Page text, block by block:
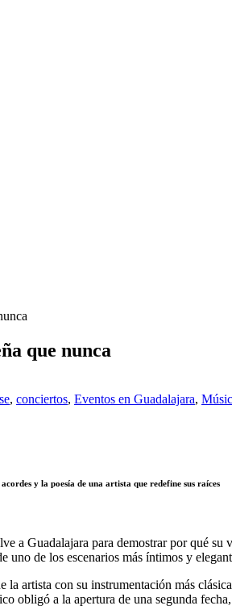
que nunca
, conciertos, Eventos en Guadalajara,
y la poesía de una artista que redefine sus raíces
a Guadalajara para demostrar por qué
uno de los escenarios más íntimos y
la artista con su instrumentación más
obligó a la apertura de una segunda